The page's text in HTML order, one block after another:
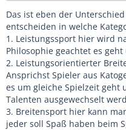
Das ist eben der
entscheiden in welche
1. Leistungssport hier wird
Philosophie geachtet es
2. Leistungsorientierter
Ansprichst Spieler aus
es um gleiche Spielzeit geht
Talenten ausgewechselt
3. Breitensport hier kann
jeder soll Spaß haben beim